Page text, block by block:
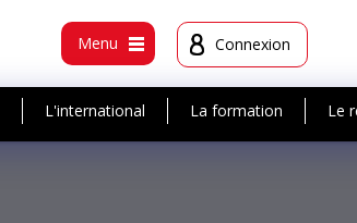
Menu Connexion
L'international La formation Le